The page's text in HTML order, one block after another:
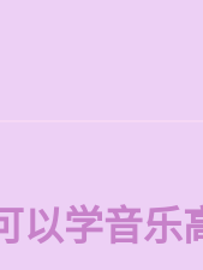
以学音乐